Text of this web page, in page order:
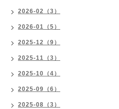
2026-02（3）
2026-01（5）
2025-12（9）
2025-11（3）
2025-10（4）
2025-09（6）
2025-08（3）